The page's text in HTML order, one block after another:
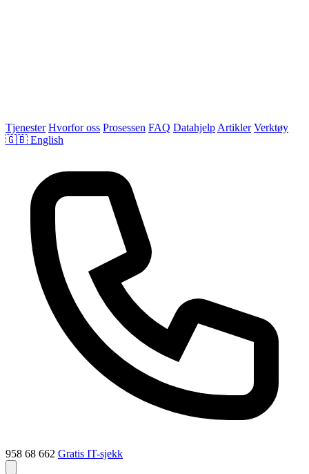
Tjenester Hvorfor oss Prosessen FAQ Datahjelp Artikler Verktøy
🇬🇧 English
958 68 662 Gratis IT-sjekk